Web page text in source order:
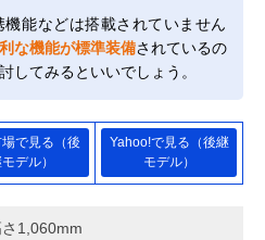
能などは搭載されていません
な機能が標準装備されているの
してみるといいでしょう。
で見る（後
デル）
Yahoo!で見る（後継
モデル）
1,060mm